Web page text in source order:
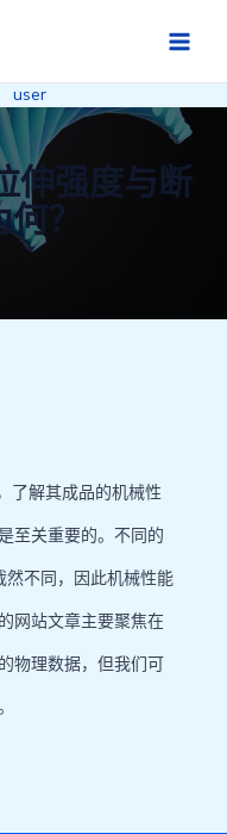
Main
user
伸强度与断
？
了解其成品的机械性
关重要的。不同的
不同，因此机械性能
网站文章主要聚焦在
物理数据，但我们可